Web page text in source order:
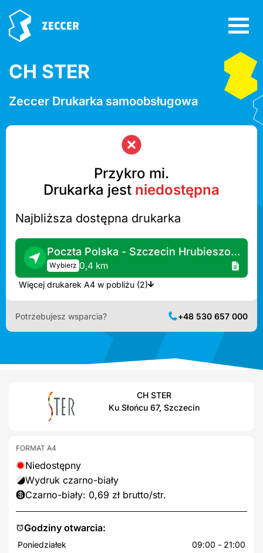
CH STER
Zeccer Drukarka samoobsługowa
Przykro mi.
Drukarka jest niedostępna
Najbliższa dostępna drukarka
Poczta Polska - Szczecin Hrubieszowska
Wybierz 0,4 km
Więcej drukarek A4 w pobliżu (2)
Potrzebujesz wsparcia? +48 530 657 000
CH STER
Ku Słońcu 67, Szczecin
Godziny otwarcia:
Poniedziałek
09:00 - 21:00
FORMAT A4
Niedostępny
Wydruk czarno-biały
Czarno-biały: 0,69 zł brutto/str.